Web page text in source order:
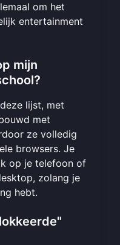
om het
entertainment
mijn
lijst, met
met
ze volledig
browsers. Je
op je telefoon of
zolang je
hebt.